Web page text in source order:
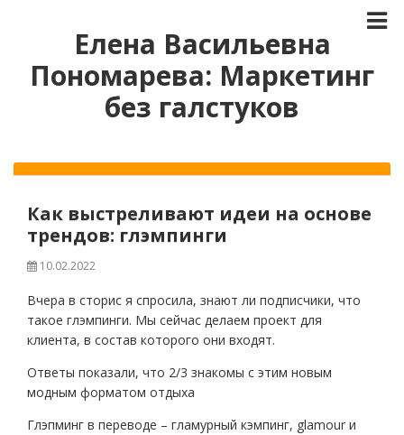
Елена Васильевна
Пономарева: Маркетинг
без галстуков
Как выстреливают идеи на основе
трендов: глэмпинги
10.02.2022
Вчера в сторис я спросила, знают ли подписчики, что
такое глэмпинги. Мы сейчас делаем проект для
клиента, в состав которого они входят.
Ответы показали, что 2/3 знакомы с этим новым
модным форматом отдыха
Глэпминг в переводе – гламурный кэмпинг, glamour и